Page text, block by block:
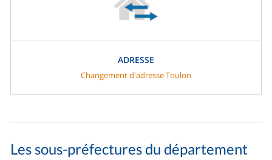
ADRESSE
Changement d'adresse Toulon
Les sous-préfectures du département